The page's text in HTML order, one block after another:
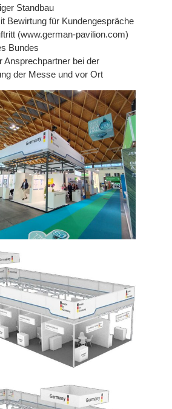
Standbau
Bewirtung für Kundengespräche
(www.german-pavilion.com)
Bundes
Ansprechpartner bei der
der Messe und vor Ort